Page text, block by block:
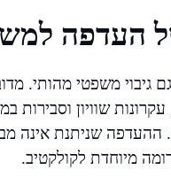
העדפה
גיבוי משפטי מהותי.
שוויון
ההעדפה שניתנת אינה
מיוחדת לקולקטיב.